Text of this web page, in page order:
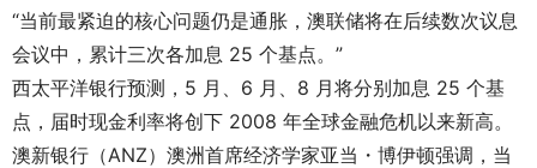
“当前最紧迫的核心问题仍是通胀，澳联储将在后续数次议息
会议中，累计三次各加息 25 个基点。”
西太平洋银行预测，5 月、6 月、8 月将分别加息 25 个基
点，届时现金利率将创下 2008 年全球金融危机以来新高。
澳新银行（ANZ）澳洲首席经济学家亚当・博伊顿强调，当